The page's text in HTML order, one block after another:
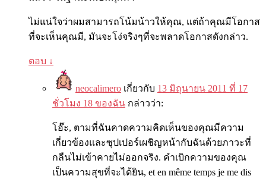
ไม่แน่ใจว่าผมสามารถโน้มน้าวให้คุณ, แต่ถ้าคุณมีโอกาส
ที่จะเห็นคุณมี, มันจะโง่จริงๆที่จะพลาดโอกาสดังกล่าว.
ตอบ ↓
neocalimero เกี่ยวกับ 13 มิถุนายน 2011 ที่ 17
ชั่วโมง 18 ของฉัน กล่าวว่า:
โอ๊ะ, ตามที่ฉันคาดความคิดเห็นของคุณมีความ
เกี่ยวข้องและซุปเปอร์เผชิญหน้ากับฉันด้วยภาวะที่
กลืนไม่เข้าคายไม่ออกจริง. คำเบิกความของคุณ
เป็นความสุขที่จะได้ยิน, et en même temps je me dis